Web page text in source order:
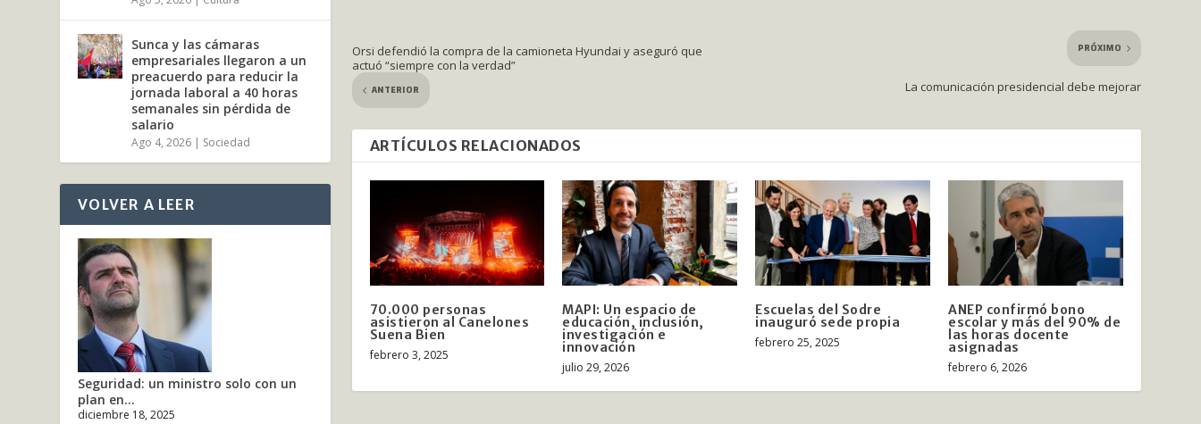
Orsi defendió la compra de la camioneta Hyundai y aseguró que
actuó “siempre con la verdad”
ANTERIOR
PRÓXIMO
La comunicación presidencial debe mejorar
ARTÍCULOS RELACIONADOS
70.000 personas
asistieron al Canelones
Suena Bien
febrero 3, 2025
MAPI: Un espacio de
educación, inclusión,
investigación e
innovación
julio 29, 2026
Escuelas del Sodre
inauguró sede propia
febrero 25, 2025
ANEP confirmó bono
escolar y más del 90% de
las horas docente
asignadas
febrero 6, 2026
Sunca y las cámaras
empresariales llegaron a un
preacuerdo para reducir la
jornada laboral a 40 horas
semanales sin pérdida de
salario
Ago 4, 2026 | Sociedad
VOLVER A LEER
Seguridad: un ministro solo con un
plan en...
diciembre 18, 2025